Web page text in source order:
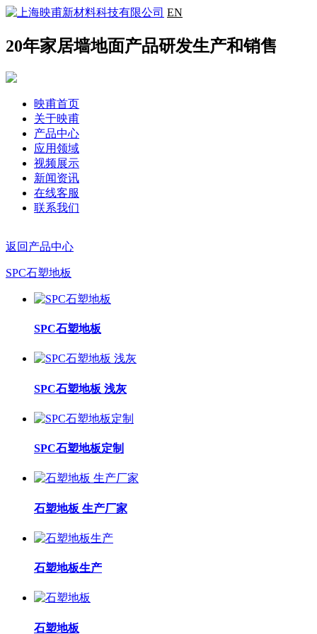
EN
20年家居墙地面产品研发生产和销售
映甫首页
关于映甫
产品中心
应用领域
视频展示
新闻资讯
在线客服
联系我们
返回产品中心
SPC石塑地板
SPC石塑地板
SPC石塑地板 浅灰
SPC石塑地板定制
石塑地板 生产厂家
石塑地板生产
石塑地板